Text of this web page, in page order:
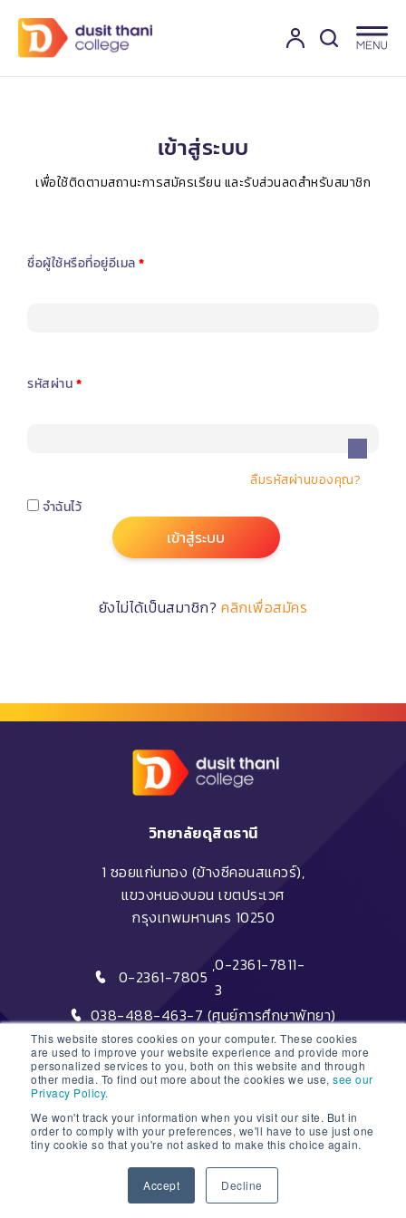
This website stores cookies on your computer. These cookies
are used to improve your website experience and provide more
personalized services to you, both on this website and through
other media. To find out more about the cookies we use, see our
Privacy Policy.
We won't track your information when you visit our site. But in
order to comply with your preferences, we'll have to use just one
tiny cookie so that you're not asked to make this choice again.
Accept Decline
เข้าสู่ระบบ
เพื่อใช้ติดตามสถานะการสมัครเรียน และรับส่วนลดสำหรับสมาชิก
ชื่อผู้ใช้หรือที่อยู่อีเมล*
รหัสผ่าน*
จำฉันไว้
เข้าสู่ระบบ
ลืมรหัสผ่านของคุณ?
ยังไม่ได้เป็นสมาชิก? คลิกเพื่อสมัคร
วิทยาลัยดุสิตธานี
1 ซอยแก่นทอง (ข้างซีคอนสแควร์),
แขวงหนองบอน เขตประเวศ
กรุงเทพมหานคร 10250
0-2361-7805
,0-2361-7811-
3
038-488-463-7 (ศูนย์การศึกษาพัทยา)
DTC HOTLINE
FAQs
ติดต่อฝ่ายรับสมัครหลักสูตรระยะสั้น